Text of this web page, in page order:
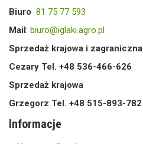
Biuro 81 75 77 593
Mail: biuro@iglaki.agro.pl
Sprzedaż krajowa i zagraniczna
Cezary Tel. +48 536-466-626
Sprzedaż krajowa
Grzegorz Tel. +48 515-893-782
Informacje